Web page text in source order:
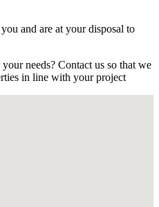
and are at your disposal to
needs? Contact us so that we
in line with your project